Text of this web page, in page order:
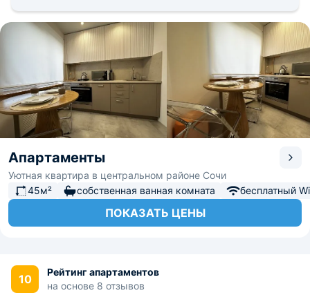
Апартаменты
Уютная квартира в центральном районе Сочи
45м²
собственная ванная комната бесплатный
ПОКАЗАТЬ ЦЕНЫ
10
Рейтинг апартаментов
на основе 8 отзывов